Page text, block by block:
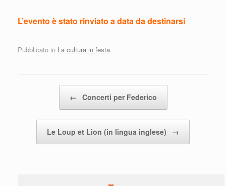
L’evento è stato rinviato a data da destinarsi
Pubblicato in La cultura in festa.
← Concerti per Federico
Le Loup et Lion (in lingua inglese) →